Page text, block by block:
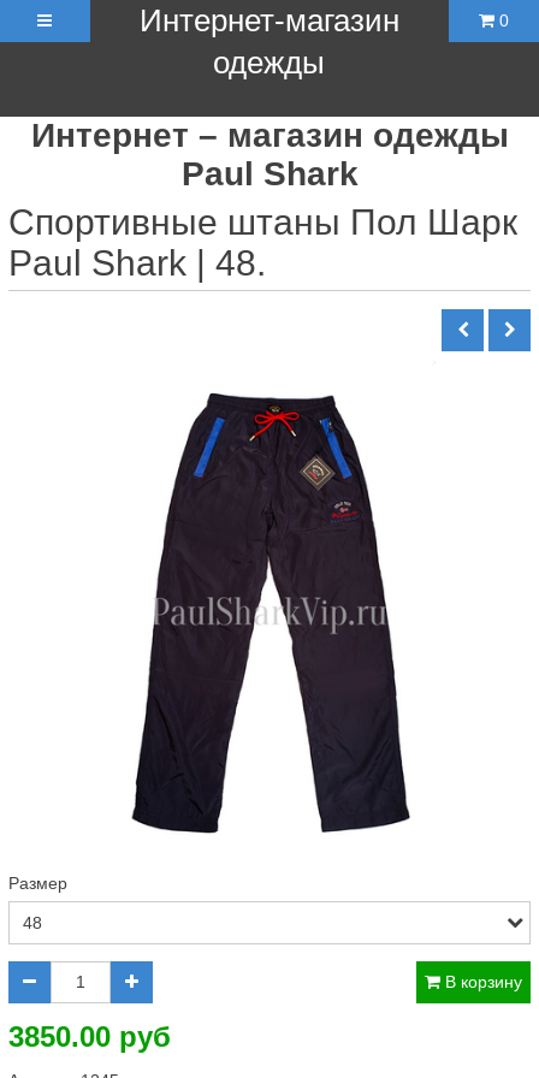
Интернет-магазин
одежды
0
Интернет – магазин одежды
Paul Shark
Спортивные штаны Пол Шарк
Paul Shark | 48.
Размер
В корзину
3850.00 руб